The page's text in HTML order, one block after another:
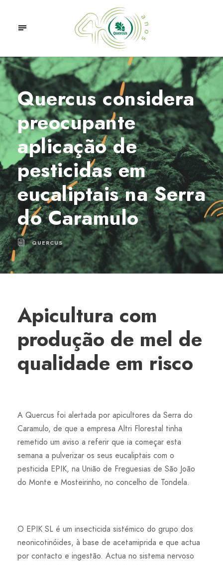
Quercus considera
preocupante
aplicação de
pesticidas em
eucaliptais na Serra
do Caramulo
QUERCUS
Apicultura com
produção de mel de
qualidade em risco
A Quercus foi alertada por apicultores da Serra do
Caramulo, de que a empresa Altri Florestal tinha
remetido um aviso a referir que ia começar esta
semana a pulverizar os seus eucaliptais com o
pesticida EPIK, na União de Freguesias de São João
do Monte e Mosteirinho, no concelho de Tondela.
O EPIK SL é um insecticida sistémico do grupo dos
neonicotinóides, à base de acetamiprida e que actua
por contacto e ingestão. Actua no sistema nervoso